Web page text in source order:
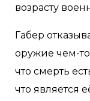
возрасту
Габер
оружие чем-
что смерть
что является